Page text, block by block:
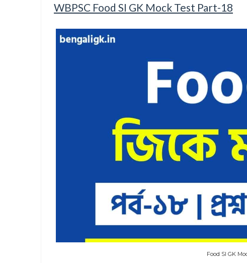
WBPSC Food SI GK Mock Test Part-18
Food SI GK